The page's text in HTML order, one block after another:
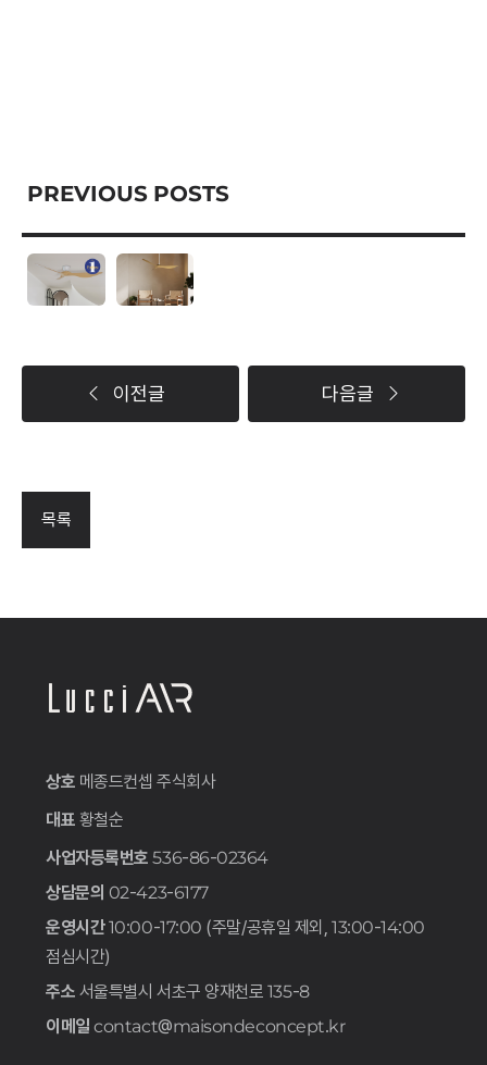
PREVIOUS POSTS
이전글 다음글
목록
상호 메종드컨셉 주식회사
대표 황철순
사업자등록번호 536-86-02364
상담문의 02-423-6177
운영시간10:00-17:00 (주말/공휴일 제외, 13:00-14:00
점심시간)
주소 서울특별시 서초구 양재천로 135-8
이메일contact@maisondeconcept.kr